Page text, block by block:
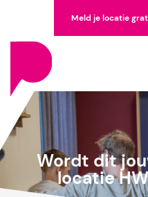
Meld je locatie
Wordt dit
locatie